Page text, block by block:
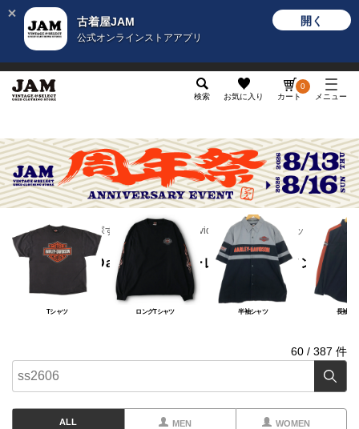
古着屋JAM
公式オンラインストアアプリ
開く
検索 お気に入り カート
0
メニュー
ブランドから探す H Harley-Davidson／ハーレーダビッドソン
Harley-Davidson／ハーレーダビッドソン
Tシャツ ロングTシャツ 半袖シャツ 長袖シ
60 / 387 件
ALL MEN WOMEN